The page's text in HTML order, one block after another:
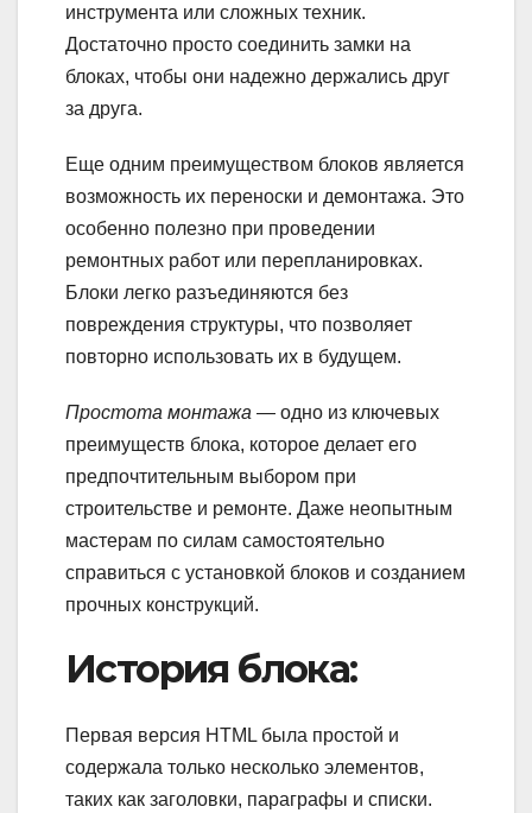
инструмента или сложных техник.
Достаточно просто соединить замки на
блоках, чтобы они надежно держались друг
за друга.
Еще одним преимуществом блоков является
возможность их переноски и демонтажа. Это
особенно полезно при проведении
ремонтных работ или перепланировках.
Блоки легко разъединяются без
повреждения структуры, что позволяет
повторно использовать их в будущем.
Простота монтажа — одно из ключевых
преимуществ блока, которое делает его
предпочтительным выбором при
строительстве и ремонте. Даже неопытным
мастерам по силам самостоятельно
справиться с установкой блоков и созданием
прочных конструкций.
История блока:
Первая версия HTML была простой и
содержала только несколько элементов,
таких как заголовки, параграфы и списки.